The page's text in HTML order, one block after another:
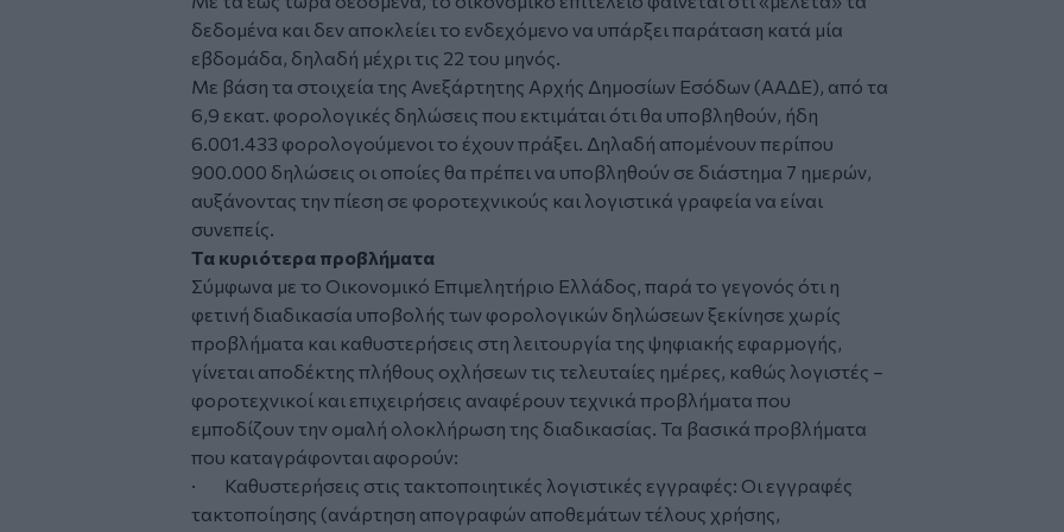
δεδομένα και δεν αποκλείει το ενδεχόμενο να υπάρξει παράταση κατά μία
εβδομάδα, δηλαδή μέχρι τις 22 του μηνός.
Με βάση τα στοιχεία της Ανεξάρτητης Αρχής Δημοσίων Εσόδων (ΑΑΔΕ), από τα
6,9 εκατ. φορολογικές δηλώσεις που εκτιμάται ότι θα υποβληθούν, ήδη
6.001.433 φορολογούμενοι το έχουν πράξει. Δηλαδή απομένουν περίπου
900.000 δηλώσεις οι οποίες θα πρέπει να υποβληθούν σε διάστημα 7 ημερών,
αυξάνοντας την πίεση σε φοροτεχνικούς και λογιστικά γραφεία να είναι
συνεπείς.
Τα κυριότερα προβλήματα
Σύμφωνα με το Οικονομικό Επιμελητήριο Ελλάδος, παρά το γεγονός ότι η
φετινή διαδικασία υποβολής των φορολογικών δηλώσεων ξεκίνησε χωρίς
προβλήματα και καθυστερήσεις στη λειτουργία της ψηφιακής εφαρμογής,
γίνεται αποδέκτης πλήθους οχλήσεων τις τελευταίες ημέρες, καθώς λογιστές –
φοροτεχνικοί και επιχειρήσεις αναφέρουν τεχνικά προβλήματα που
εμποδίζουν την ομαλή ολοκλήρωση της διαδικασίας. Τα βασικά προβλήματα
που καταγράφονται αφορούν:
· Καθυστερήσεις στις τακτοποιητικές λογιστικές εγγραφές: Οι εγγραφές
τακτοποίησης (ανάρτηση απογραφών αποθεμάτων τέλους χρήσης,